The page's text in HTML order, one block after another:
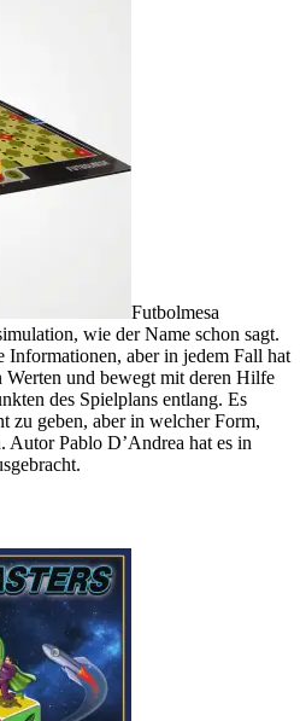
Futbolmesa
wie der Name schon sagt.
aber in jedem Fall hat
Werten und bewegt mit deren Hilfe
des Spielplans entlang. Es
zu geben, aber in welcher Form,
Autor Pablo D’Andrea hat es in